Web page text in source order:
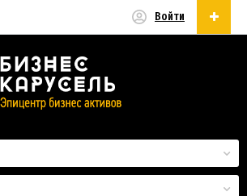
Войти